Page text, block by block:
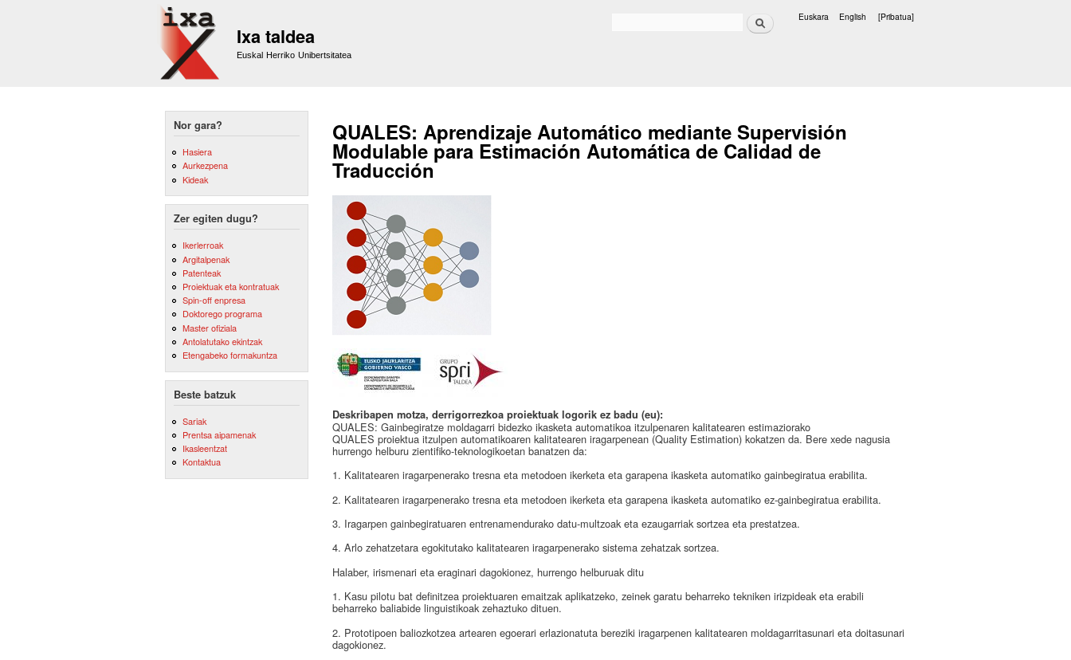
Ixa taldea
Euskal Herriko Unibertsitatea
Bilatu Euskara English [Pribatua]
Nor gara?
Hasiera
Aurkezpena
Kideak
Zer egiten dugu?
Ikerlerroak
Argitalpenak
Patenteak
Proiektuak eta kontratuak
Spin-off enpresa
Doktorego programa
Master ofiziala
Antolatutako ekintzak
Etengabeko formakuntza
Beste batzuk
Sariak
Prentsa aipamenak
Ikasleentzat
Kontaktua
QUALES: Aprendizaje Automático mediante Supervisión
Modulable para Estimación Automática de Calidad de
Traducción
Deskribapen motza, derrigorrezkoa proiektuak logorik ez badu (eu):
QUALES: Gainbegiratze moldagarri bidezko ikasketa automatikoa itzulpenaren kalitatearen estimaziorako
QUALES proiektua itzulpen automatikoaren kalitatearen iragarpenean (Quality Estimation) kokatzen da. Bere xede nagusia
hurrengo helburu zientifiko-teknologikoetan banatzen da:
1. Kalitatearen iragarpenerako tresna eta metodoen ikerketa eta garapena ikasketa automatiko gainbegiratua erabilita.
2. Kalitatearen iragarpenerako tresna eta metodoen ikerketa eta garapena ikasketa automatiko ez-gainbegiratua erabilita.
3. Iragarpen gainbegiratuaren entrenamendurako datu-multzoak eta ezaugarriak sortzea eta prestatzea.
4. Arlo zehatzetara egokitutako kalitatearen iragarpenerako sistema zehatzak sortzea.
Halaber, irismenari eta eraginari dagokionez, hurrengo helburuak ditu
1. Kasu pilotu bat definitzea proiektuaren emaitzak aplikatzeko, zeinek garatu beharreko tekniken irizpideak eta erabili
beharreko baliabide linguistikoak zehaztuko dituen.
2. Prototipoen baliozkotzea artearen egoerari erlazionatuta bereziki iragarpenen kalitatearen moldagarritasunari eta doitasunari
dagokionez.